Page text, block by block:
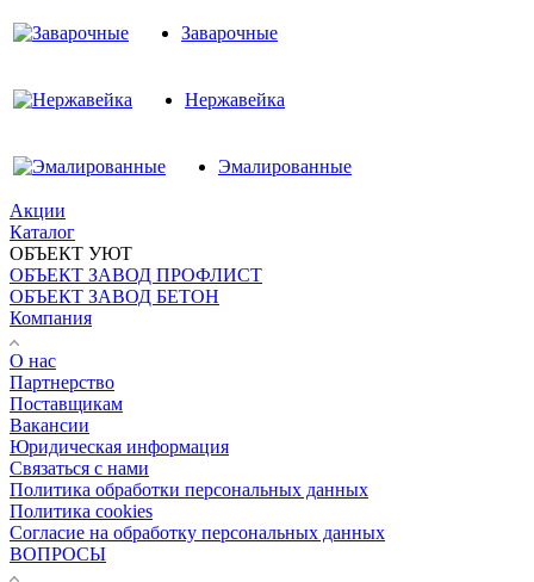
Заварочные
Нержавейка
Эмалированные
Акции
Каталог
ОБЪЕКТ УЮТ
ОБЪЕКТ ЗАВОД ПРОФЛИСТ
ОБЪЕКТ ЗАВОД БЕТОН
Компания
О нас
Партнерство
Поставщикам
Вакансии
Юридическая информация
Связаться с нами
Политика обработки персональных данных
Политика cookies
Согласие на обработку персональных данных
ВОПРОСЫ